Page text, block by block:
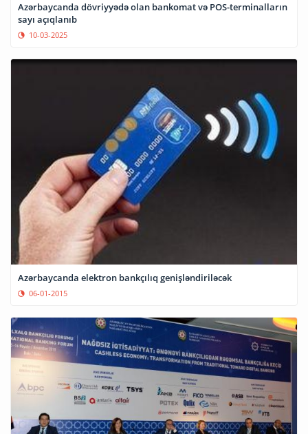
Azərbaycanda dövriyyədə olan bankomat və POS-terminalların
sayı açıqlanıb
10-03-2025
Azərbaycanda elektron bankçılıq genişləndiriləcək
06-01-2015